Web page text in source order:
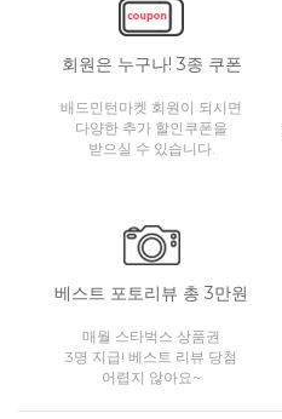
회원은 누구나! 3종 쿠폰
배드민턴마켓 회원이 되시면
다양한 추가 할인쿠폰을
받으실 수 있습니다.
베스트 포토리뷰 총 3만원
매월 스타벅스 상품권
3명 지급! 베스트 리뷰 당첨
어렵지 않아요~